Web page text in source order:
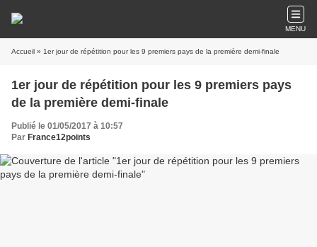
MENU
Accueil » 1er jour de répétition pour les 9 premiers pays de la première demi-finale
1er jour de répétition pour les 9 premiers pays
de la première demi-finale
Publié le 01/05/2017 à 10:57
Par France12points